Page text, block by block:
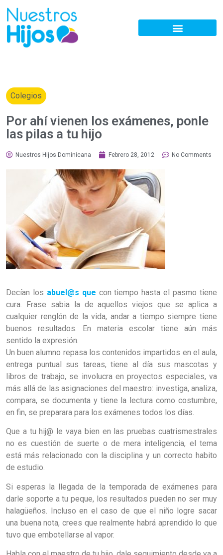
Colegios
Por ahí vienen los exámenes, ponle
las pilas a tu hijo
Nuestros Hijos Dominicana Febrero 28, 2012 No Comments
Decían los abuel@s que con tiempo hasta el pasmo tiene
cura. Frase sabia la de aquellos viejos que se aplica a
cualquier renglón de la vida, andar a tiempo siempre tiene
buenos resultados. En materia escolar tiene aún más
sentido la expresión.
Un buen alumno repasa los contenidos impartidos en el aula,
entrega puntual sus tareas, tiene al día sus mascotas y
libros de trabajo, se involucra en proyectos especiales, va
más allá de las asignaciones del maestro: investiga, analiza,
compara, se documenta y tiene la lectura como costumbre,
en fin, se preparara para los exámenes todos los días.
Que a tu hij@ le vaya bien en las pruebas cuatrismestrales
no es cuestión de suerte o de mera inteligencia, el tema
está más relacionado con la disciplina y un correcto habito
de estudio.
Si esperas la llegada de la temporada de exámenes para
darle soporte a tu peque, los resultados pueden no ser muy
halagüeños. Incluso en el caso de que el niño logre sacar
una buena nota, crees que realmente habrá aprendido lo que
tuvo que embotellarse al vapor.